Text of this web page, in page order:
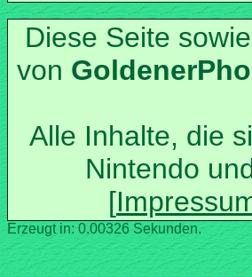
Diese Seite
von
Alle Inhalte, die
Nintendo
Erzeugt in: 0.00326 Sekunden.